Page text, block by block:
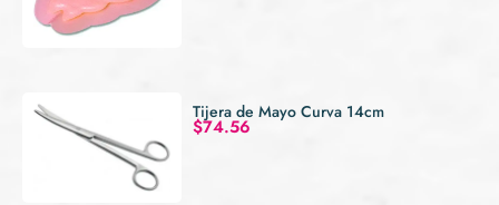
Tijera de Mayo Curva 14cm
$74.56